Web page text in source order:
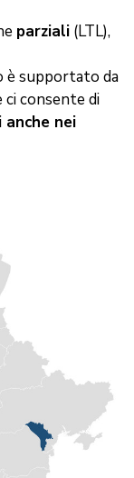
parziali(LTL),
è supportato da
consente di
nei